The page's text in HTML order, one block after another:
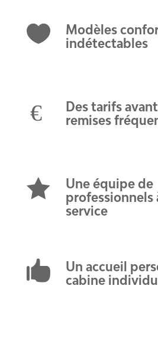

Modèles
indétectables
€
Des tarifs
remises

Une équipe de
professionnels
service

Un accueil
cabine